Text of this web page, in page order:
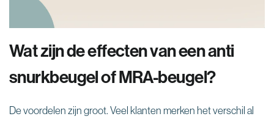
Wat zijn de effecten van een anti
snurkbeugel of MRA-beugel?
De voordelen zijn groot. Veel klanten merken het verschil al